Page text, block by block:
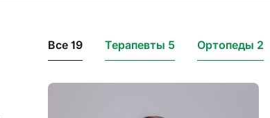
Все 19 Терапевты 5 Ортопеды 2